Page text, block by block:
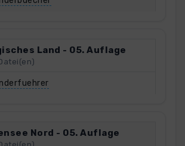
Land - 05. Auflage
Nord - 05. Auflage